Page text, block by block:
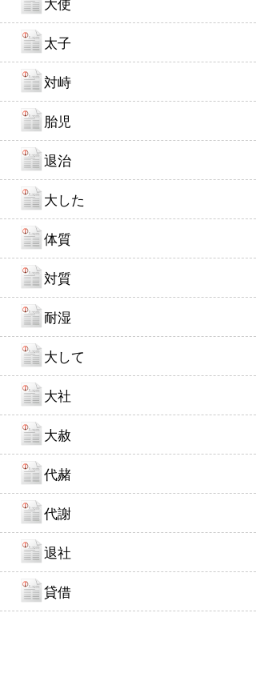
大使
太子
対峙
胎児
退治
大した
体質
対質
耐湿
大して
大社
大赦
代赭
代謝
退社
貸借